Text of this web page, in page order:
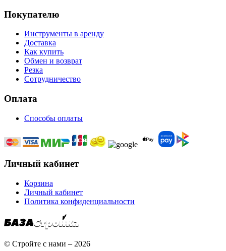
Покупателю
Инструменты в аренду
Доставка
Как купить
Обмен и возврат
Резка
Сотрудничество
Оплата
Способы оплаты
Личный кабинет
Корзина
Личный кабинет
Политика конфиденциальности
© Стройте с нами – 2026